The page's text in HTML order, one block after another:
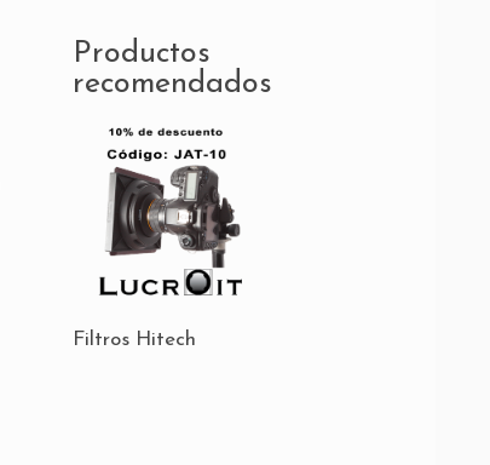
Productos
recomendados
Filtros Hitech